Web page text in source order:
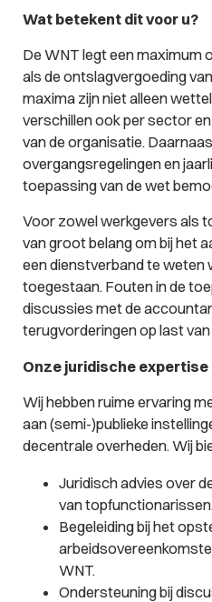
Wat betekent dit voor u?
De WNT legt een maximum
als de ontslagvergoeding
maxima zijn niet alleen
verschillen ook per sector
van de organisatie.
overgangsregelingen en
toepassing van de wet
Voor zowel werkgevers als
van groot belang om bij het
een dienstverband te weten
toegestaan. Fouten in de
discussies met de
terugvorderingen op last
Onze juridische expertise
Wij hebben ruime ervaring
aan (semi-)publieke
decentrale overheden. Wij
Juridisch advies over
van topfunctionarissen.
Begeleiding bij het
WNT.
Ondersteuning bij